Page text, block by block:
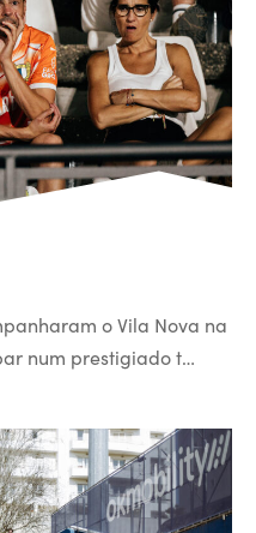
o Vila Nova na
num prestigiado t…